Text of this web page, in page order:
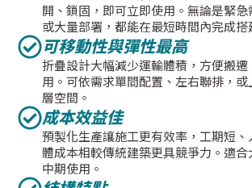
開、鎖固，即可立即使用。無論是緊
或大量部署，都能在最短時間內完成搭
可移動性與彈性最高
折疊設計大幅減少運輸體積，方便搬
用。可依需求單間配置、左右聯排，
層空間。
成本效益佳
預製化生產讓施工更有效率，工期短
體成本相較傳統建築更具競爭力。適
中期使用。